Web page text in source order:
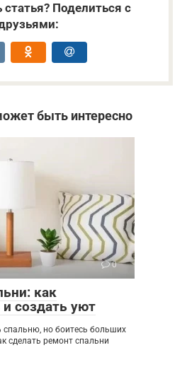
Поделиться с
быть интересно
0
как
создать уют
спальню, но боитесь больших
сделать ремонт спальни